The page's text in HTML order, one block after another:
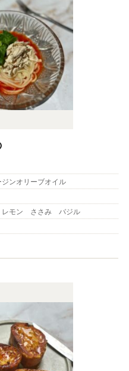
ンオリーブオイル
レモン ささみ バジル